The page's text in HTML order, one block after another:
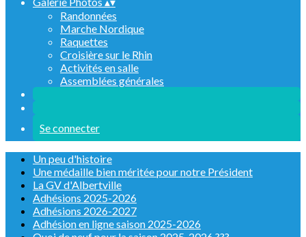
Randonnées
Marche Nordique
Raquettes
Croisière sur le Rhin
Activités en salle
Assemblées générales
Se connecter
Un peu d'histoire
Une médaille bien méritée pour notre Président
La GV d'Albertville
Adhésions 2025-2026
Adhésions 2026-2027
Adhésion en ligne saison 2025-2026